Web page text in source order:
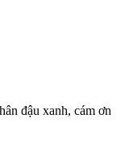
đậu xanh, cám ơn